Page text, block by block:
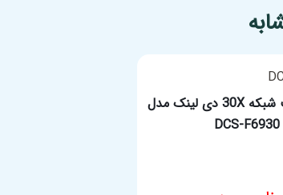
دوربین تحت شبکه 30X دی لینک مدل
DCS-F6930